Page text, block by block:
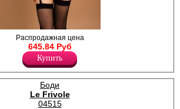
Корсаж-полуграция из
эластичной попупрозрачной
ткани с мягкими чашками, с
гартерами. Трусики-стринги.
Полиэстер 95%
Спандекс 5%
Распродажная цена
645.84 Руб
Купить
Боди
Le Frivole
04515